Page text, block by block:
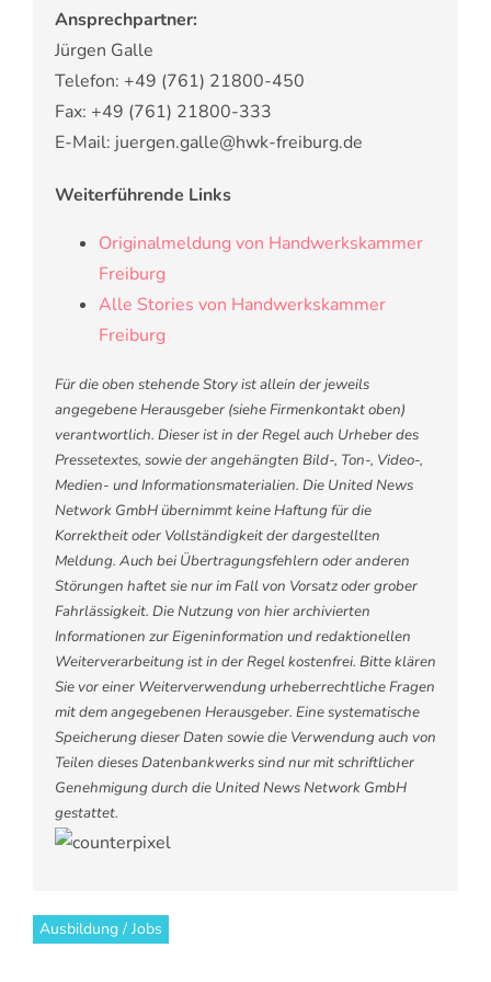
Ansprechpartner:
Jürgen Galle
Telefon: +49 (761) 21800-450
Fax: +49 (761) 21800-333
E-Mail: juergen.galle@hwk-freiburg.de
Weiterführende Links
Originalmeldung von Handwerkskammer
Freiburg
Alle Stories von Handwerkskammer
Freiburg
Für die oben stehende Story ist allein der jeweils
angegebene Herausgeber (siehe Firmenkontakt oben)
verantwortlich. Dieser ist in der Regel auch Urheber des
Pressetextes, sowie der angehängten Bild-, Ton-, Video-,
Medien- und Informationsmaterialien. Die United News
Network GmbH übernimmt keine Haftung für die
Korrektheit oder Vollständigkeit der dargestellten
Meldung. Auch bei Übertragungsfehlern oder anderen
Störungen haftet sie nur im Fall von Vorsatz oder grober
Fahrlässigkeit. Die Nutzung von hier archivierten
Informationen zur Eigeninformation und redaktionellen
Weiterverarbeitung ist in der Regel kostenfrei. Bitte klären
Sie vor einer Weiterverwendung urheberrechtliche Fragen
mit dem angegebenen Herausgeber. Eine systematische
Speicherung dieser Daten sowie die Verwendung auch von
Teilen dieses Datenbankwerks sind nur mit schriftlicher
Genehmigung durch die United News Network GmbH
gestattet.
Ausbildung / Jobs